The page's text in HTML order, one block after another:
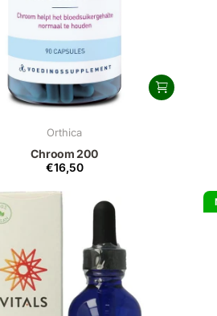
Orthica
Chroom 200
€16,50